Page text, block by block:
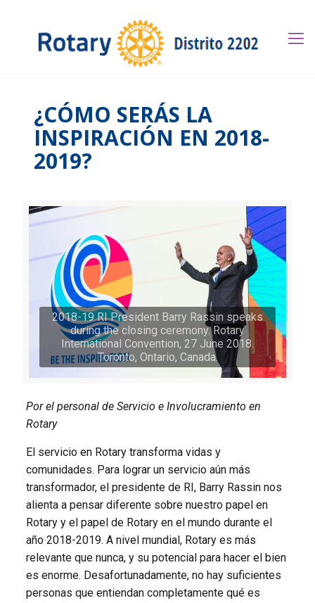
¿CÓMO SERÁS LA
INSPIRACIÓN EN 2018-
2019?
2018-19 RI President Barry Rassin speaks
during the closing ceremony. Rotary
International Convention, 27 June 2018.
Toronto, Ontario, Canada.
Por el personal de Servicio e Involucramiento en
Rotary
El servicio en Rotary transforma vidas y
comunidades. Para lograr un servicio aún más
transformador, el presidente de RI, Barry Rassin nos
alienta a pensar diferente sobre nuestro papel en
Rotary y el papel de Rotary en el mundo durante el
año 2018-2019. A nivel mundial, Rotary es más
relevante que nunca, y su potencial para hacer el bien
es enorme. Desafortunadamente, no hay suficientes
personas que entiendan completamente qué es